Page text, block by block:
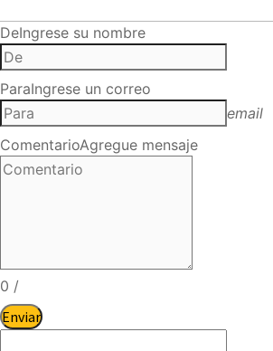
DeIngrese su nombre
ParaIngrese un correo
email
ComentarioAgregue mensaje
0 /
Enviar